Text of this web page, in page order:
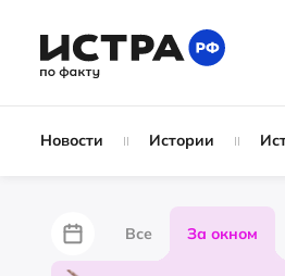
Новости Истории
Все За окном